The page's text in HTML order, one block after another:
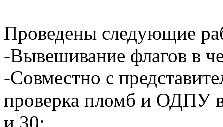
Проведены следующие
-Вывешивание флагов в
-Совместно с
проверка пломб и ОДПУ
и 30;